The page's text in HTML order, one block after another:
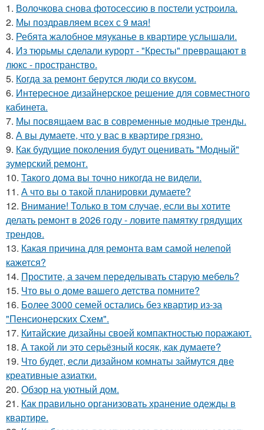
1. Волочкова снова фотосессию в постели устроила.
2. Мы поздравляем всех с 9 мая!
3. Ребята жалобное мяуканье в квартире услышали.
4. Из тюрьмы сделали курорт - "Кресты" превращают в
люкс - пространство.
5. Когда за ремонт берутся люди со вкусом.
6. Интересное дизайнерское решение для совместного
кабинета.
7. Мы посвящаем вас в современные модные тренды.
8. А вы думаете, что у вас в квартире грязно.
9. Как будущие поколения будут оценивать "Модный"
зумерский ремонт.
10. Такого дома вы точно никогда не видели.
11. А что вы о такой планировки думаете?
12. Внимание! Только в том случае, если вы хотите
делать ремонт в 2026 году - ловите памятку грядущих
трендов.
13. Какая причина для ремонта вам самой нелепой
кажется?
14. Простите, а зачем переделывать старую мебель?
15. Что вы о доме вашего детства помните?
16. Более 3000 семей остались без квартир из-за
"Пенсионерских Схем".
17. Китайские дизайны своей компактностью поражают.
18. А такой ли это серьёзный косяк, как думаете?
19. Что будет, если дизайном комнаты займутся две
креативные азиатки.
20. Обзор на уютный дом.
21. Как правильно организовать хранение одежды в
квартире.